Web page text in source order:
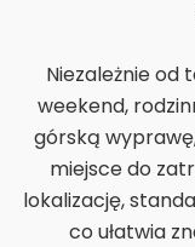
Niezależnie od
weekend,
górską
miejsce do
lokalizację,
co ułatwia